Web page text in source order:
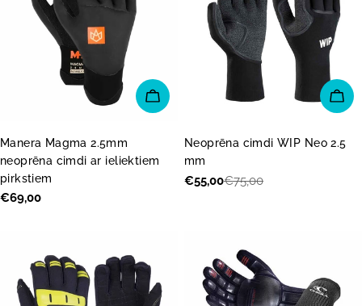
IZVĒLĒTIES OPCIJAS
Manera Magma 2.5mm
neoprēna cimdi ar ieliektiem
pirkstiem
Parastā
€69,00
Neoprēna cimdi WIP Neo 2.5
mm
Akcijas
€55,00
Parastā€75,00